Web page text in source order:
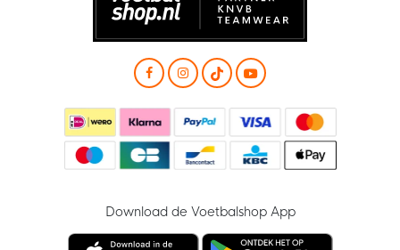
Download de Voetbalshop App